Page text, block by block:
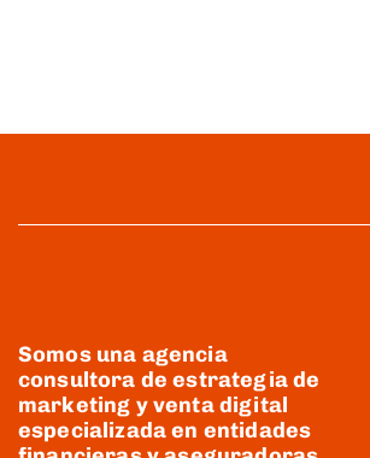
Somos una agencia
consultora de estrategia de
marketing y venta digital
especializada en entidades